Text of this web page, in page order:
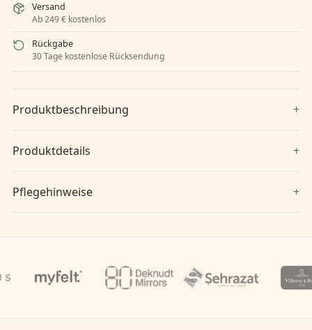
Versand
Ab 249 € kostenlos
Rückgabe
30 Tage kostenlose Rücksendung
Produktbeschreibung
Produktdetails
Pflegehinweise